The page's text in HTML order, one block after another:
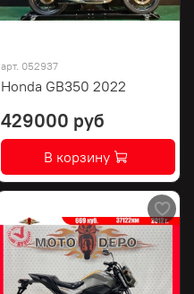
арт. 052937
Honda GB350 2022
429000 руб
В корзину